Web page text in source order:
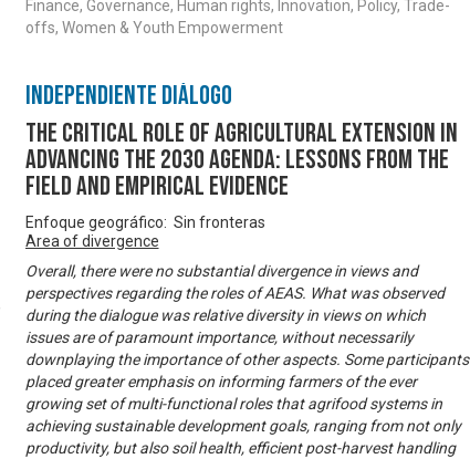
Finance, Governance, Human rights, Innovation, Policy, Trade-
offs, Women & Youth Empowerment
Independiente Diálogo
The Critical Role of Agricultural Extension in
Advancing the 2030 Agenda: Lessons from the
Field and Empirical Evidence
Enfoque geográfico: Sin fronteras
Area of divergence
Overall, there were no substantial divergence in views and
perspectives regarding the roles of AEAS. What was observed
during the dialogue was relative diversity in views on which
issues are of paramount importance, without necessarily
downplaying the importance of other aspects. Some participants
placed greater emphasis on informing farmers of the ever
growing set of multi-functional roles that agrifood systems in
achieving sustainable development goals, ranging from not only
productivity, but also soil health, efficient post-harvest handling